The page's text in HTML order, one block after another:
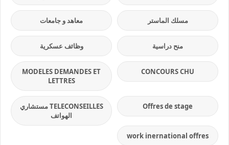
مسلك الماستر معاهد و جامعات
منح دراسية وظائف عسكرية
CONCOURS CHU
MODELES DEMANDES ET
LETTRES
Offres de stage
TELECONSEILLES مستشاري
الهواتف
work inernational offres